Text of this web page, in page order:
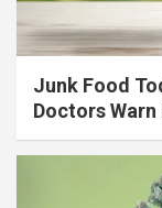
Junk Food
Doctors